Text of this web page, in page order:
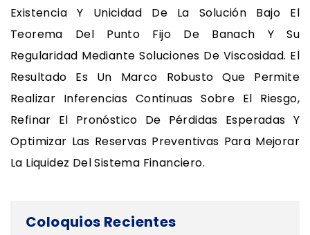
Existencia Y Unicidad De La Solución Bajo El
Teorema Del Punto Fijo De Banach Y Su
Regularidad Mediante Soluciones De Viscosidad. El
Resultado Es Un Marco Robusto Que Permite
Realizar Inferencias Continuas Sobre El Riesgo,
Refinar El Pronóstico De Pérdidas Esperadas Y
Optimizar Las Reservas Preventivas Para Mejorar
La Liquidez Del Sistema Financiero.
Coloquios Recientes